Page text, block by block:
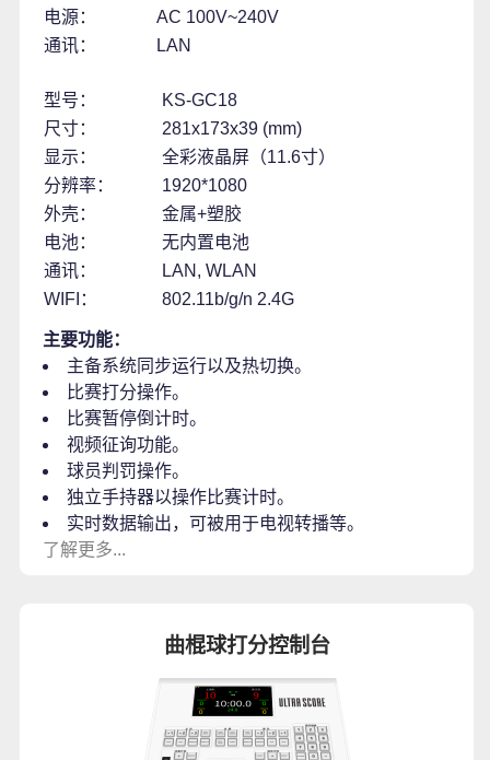
电源：
AC 100V~240V
通讯：
LAN
型号：
KS-GC18
尺寸：
281x173x39 (mm)
显示：
全彩液晶屏（11.6寸）
分辨率：
1920*1080
外壳：
金属+塑胶
电池：
无内置电池
通讯：
LAN, WLAN
WIFI：
802.11b/g/n 2.4G
主要功能：
主备系统同步运行以及热切换。
比赛打分操作。
比赛暂停倒计时。
视频征询功能。
球员判罚操作。
独立手持器以操作比赛计时。
实时数据输出，可被用于电视转播等。
了解更多...
曲棍球打分控制台